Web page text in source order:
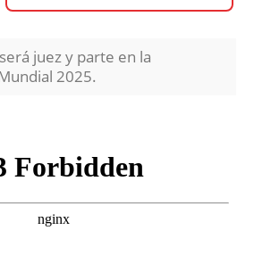
juez y parte en la
2025.